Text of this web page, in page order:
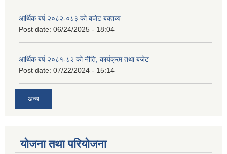
आर्थिक बर्ष २०८२-०८३ को बजेट बक्तव्य
Post date: 06/24/2025 - 18:04
आर्थिक बर्ष २०८१-८२ को नीति, कार्यक्रम तथा बजेट
Post date: 07/22/2024 - 15:14
अन्य
योजना तथा परियोजना